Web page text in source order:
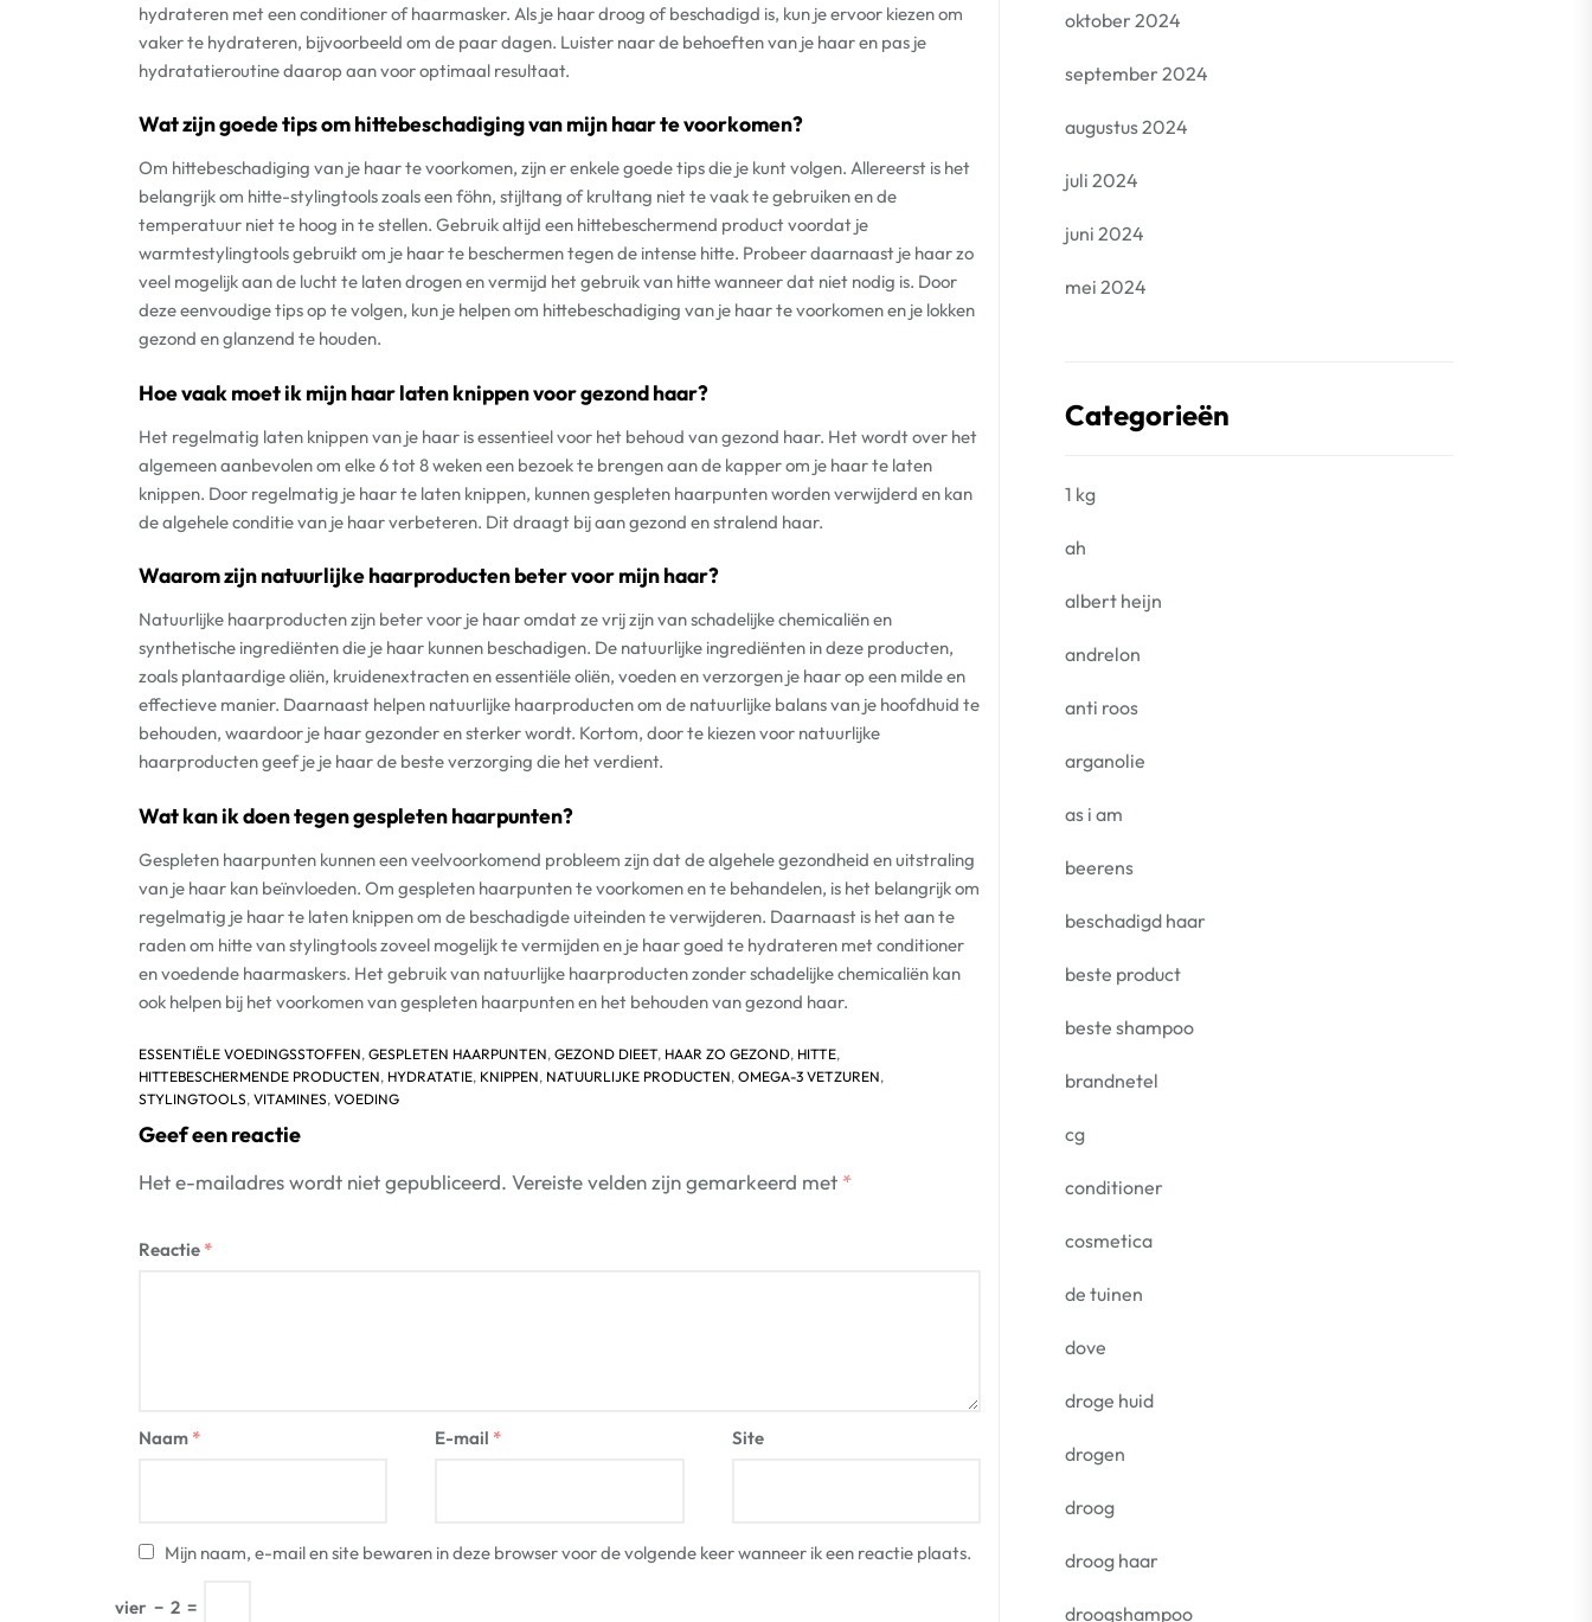
hydrateren met een conditioner of haarmasker. Als je haar droog of beschadigd is, kun je ervoor kiezen om
vaker te hydrateren, bijvoorbeeld om de paar dagen. Luister naar de behoeften van je haar en pas je
hydratatieroutine daarop aan voor optimaal resultaat.
Wat zijn goede tips om hittebeschadiging van mijn haar te voorkomen?
Om hittebeschadiging van je haar te voorkomen, zijn er enkele goede tips die je kunt volgen. Allereerst is het
belangrijk om hitte-stylingtools zoals een föhn, stijltang of krultang niet te vaak te gebruiken en de
temperatuur niet te hoog in te stellen. Gebruik altijd een hittebeschermend product voordat je
warmtestylingtools gebruikt om je haar te beschermen tegen de intense hitte. Probeer daarnaast je haar zo
veel mogelijk aan de lucht te laten drogen en vermijd het gebruik van hitte wanneer dat niet nodig is. Door
deze eenvoudige tips op te volgen, kun je helpen om hittebeschadiging van je haar te voorkomen en je lokken
gezond en glanzend te houden.
Hoe vaak moet ik mijn haar laten knippen voor gezond haar?
Het regelmatig laten knippen van je haar is essentieel voor het behoud van gezond haar. Het wordt over het
algemeen aanbevolen om elke 6 tot 8 weken een bezoek te brengen aan de kapper om je haar te laten
knippen. Door regelmatig je haar te laten knippen, kunnen gespleten haarpunten worden verwijderd en kan
de algehele conditie van je haar verbeteren. Dit draagt bij aan gezond en stralend haar.
Waarom zijn natuurlijke haarproducten beter voor mijn haar?
Natuurlijke haarproducten zijn beter voor je haar omdat ze vrij zijn van schadelijke chemicaliën en
synthetische ingrediënten die je haar kunnen beschadigen. De natuurlijke ingrediënten in deze producten,
zoals plantaardige oliën, kruidenextracten en essentiële oliën, voeden en verzorgen je haar op een milde en
effectieve manier. Daarnaast helpen natuurlijke haarproducten om de natuurlijke balans van je hoofdhuid te
behouden, waardoor je haar gezonder en sterker wordt. Kortom, door te kiezen voor natuurlijke
haarproducten geef je je haar de beste verzorging die het verdient.
Wat kan ik doen tegen gespleten haarpunten?
Gespleten haarpunten kunnen een veelvoorkomend probleem zijn dat de algehele gezondheid en uitstraling
van je haar kan beïnvloeden. Om gespleten haarpunten te voorkomen en te behandelen, is het belangrijk om
regelmatig je haar te laten knippen om de beschadigde uiteinden te verwijderen. Daarnaast is het aan te
raden om hitte van stylingtools zoveel mogelijk te vermijden en je haar goed te hydrateren met conditioner
en voedende haarmaskers. Het gebruik van natuurlijke haarproducten zonder schadelijke chemicaliën kan
ook helpen bij het voorkomen van gespleten haarpunten en het behouden van gezond haar.
ESSENTIËLE VOEDINGSSTOFFEN, GESPLETEN HAARPUNTEN, GEZOND DIEET, HAAR ZO GEZOND, HITTE,
HITTEBESCHERMENDE PRODUCTEN, HYDRATATIE, KNIPPEN, NATUURLIJKE PRODUCTEN, OMEGA-3 VETZUREN,
STYLINGTOOLS, VITAMINES, VOEDING
Geef een reactie
Het e-mailadres wordt niet gepubliceerd. Vereiste velden zijn gemarkeerd met *
Reactie *
Naam * E-mail * Site
Mijn naam, e-mail en site bewaren in deze browser voor de volgende keer wanneer ik een reactie plaats.
vier − 2 =
oktober 2024
september 2024
augustus 2024
juli 2024
juni 2024
mei 2024
Categorieën
1 kg
ah
albert heijn
andrelon
anti roos
arganolie
as i am
beerens
beschadigd haar
beste product
beste shampoo
brandnetel
cg
conditioner
cosmetica
de tuinen
dove
droge huid
drogen
droog
droog haar
droogshampoo